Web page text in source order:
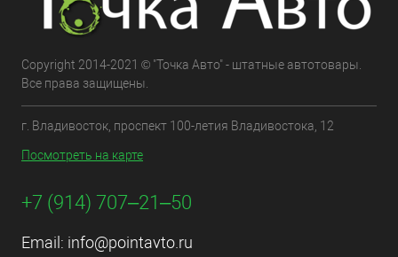
Copyright 2014-2021 © "Точка Авто" - штатные автотовары.
Все права защищены.
г. Владивосток, проспект 100-летия Владивостока, 12
Посмотреть на карте
+7 (914) 707‒21‒50
Email: info@pointavto.ru